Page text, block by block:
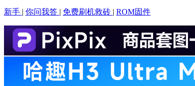
新手 | 你问我答 | 免费刷机救砖 | ROM固件